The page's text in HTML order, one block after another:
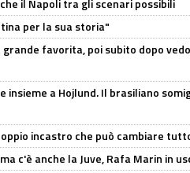
il Napoli tra gli scenari possibili
per la sua storia"
favorita, poi subito dopo
insieme a Hojlund. Il brasiliano
incastro che può cambiare
c'è anche la Juve, Rafa Marin in